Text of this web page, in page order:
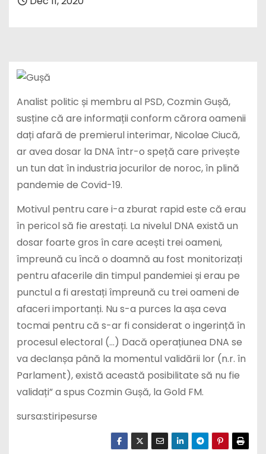
Analist politic și membru al PSD, Cozmin Gușă,
susține că are informații conform cărora oamenii
dați afară de premierul interimar, Nicolae Ciucă,
ar avea dosar la DNA într-o speță care privește
un tun dat în industria jocurilor de noroc, în plină
pandemie de Covid-19.
Motivul pentru care i-a zburat rapid este că erau
în pericol să fie arestați. La nivelul DNA există un
dosar foarte gros în care acești trei oameni,
împreună cu încă o doamnă au fost monitorizați
pentru afacerile din timpul pandemiei și erau pe
punctul a fi arestați împreună cu trei oameni de
afaceri importanți. Nu s-a purces la așa ceva
tocmai pentru că s-ar fi considerat o ingerință în
procesul electoral (…) Dacă operațiunea DNA se
va declanșa până la momentul validării lor (n.r. în
Parlament), există această posibilitate să nu fie
validați” a spus Cozmin Gușă, la Gold FM.
sursa:stiripesurse
PSD Ilfov: ‘Iohannis și Noul
Vaccinul anti-COVID